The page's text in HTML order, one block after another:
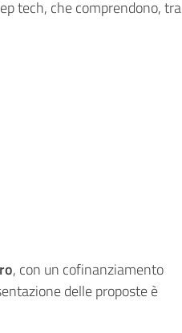
tech, che comprendono, tra
, con un cofinanziamento
delle proposte è